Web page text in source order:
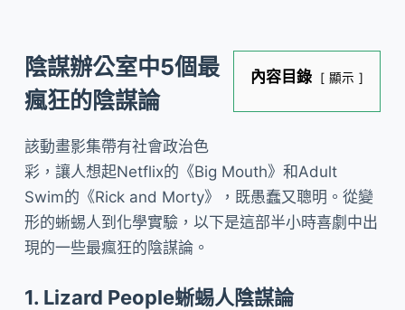
內容目錄 顯示
陰謀辦公室中5個最
瘋狂的陰謀論
該動畫影集帶有社會政治色
彩，讓人想起Netflix的《Big Mouth》和Adult
Swim的《Rick and Morty》，既愚蠢又聰明。從變
形的蜥蜴人到化學實驗，以下是這部半小時喜劇中出
現的一些最瘋狂的陰謀論。
1. Lizard People蜥蜴人陰謀論